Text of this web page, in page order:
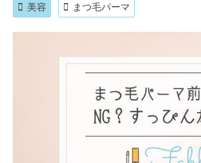
美容 まつ毛パーマ